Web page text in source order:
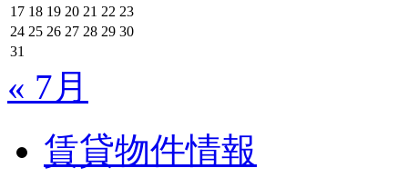
17 18 19 20 21 22 23
24 25 26 27 28 29 30
31
« 7月
賃貸物件情報